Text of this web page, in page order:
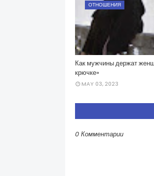
ОТНОШЕНИЯ
Как мужчины держат
крючке»
MAY 03, 2023
0 Комментарии